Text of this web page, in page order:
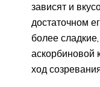
зависят и
достаточном
более
аскорбиновой
ход